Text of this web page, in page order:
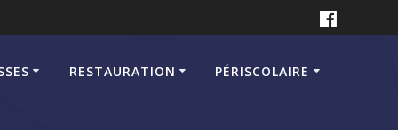
RESTAURATION PÉRISCOLAIRE